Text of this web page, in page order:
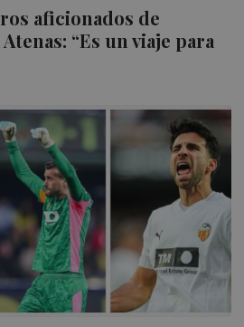
aficionados de
“Es un viaje para